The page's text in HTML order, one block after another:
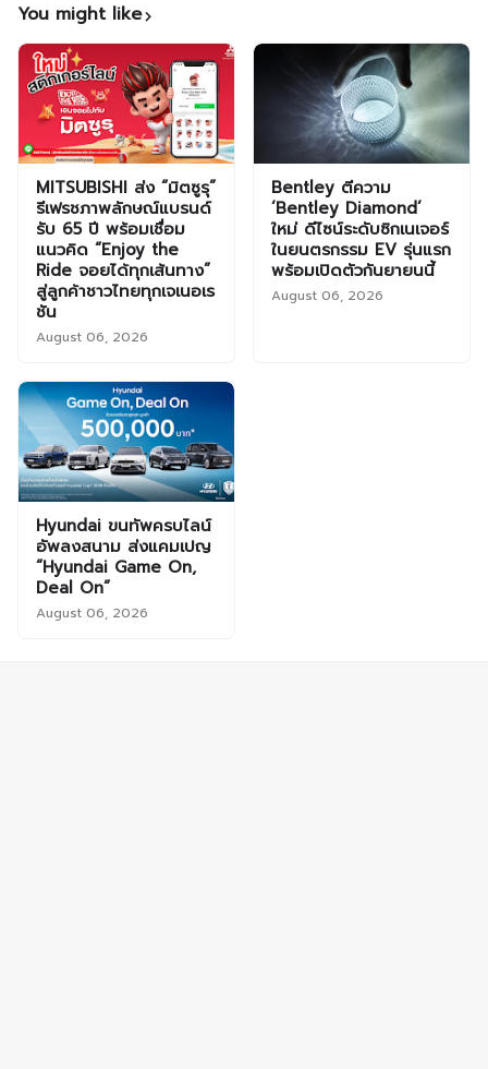
You might like
MITSUBISHI ส่ง “มิตซูรุ”
รีเฟรชภาพลักษณ์แบรนด์
รับ 65 ปี พร้อมเชื่อม
แนวคิด “Enjoy the
Ride จอยได้ทุกเส้นทาง”
สู่ลูกค้าชาวไทยทุกเจเนอเร
ชัน
August 06, 2026
Bentley ตีความ
‘Bentley Diamond’
ใหม่ ดีไซน์ระดับซิกเนเจอร์
ในยนตรกรรม EV รุ่นแรก
พร้อมเปิดตัวกันยายนนี้
August 06, 2026
Hyundai ขนทัพครบไลน์
อัพลงสนาม ส่งแคมเปญ
“Hyundai Game On,
Deal On”
August 06, 2026